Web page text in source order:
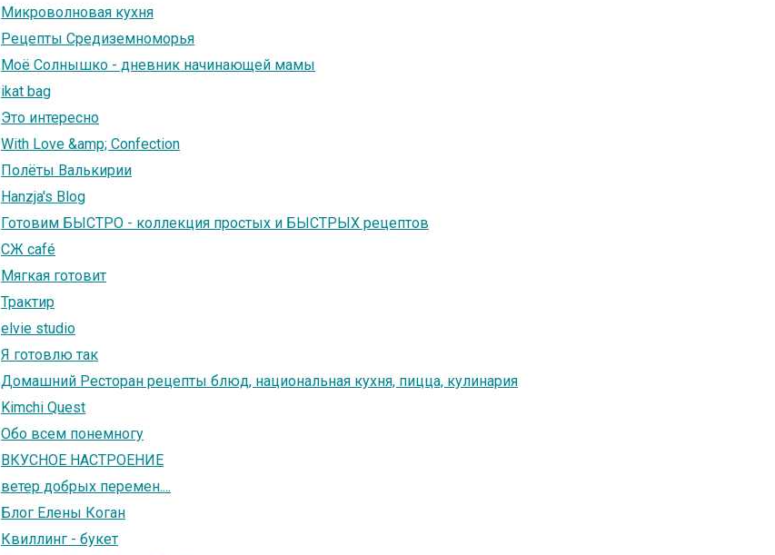
Микроволновая кухня
Рецепты Средиземноморья
Моё Солнышко - дневник начинающей мамы
ikat bag
Это интересно
With Love &amp; Confection
Полёты Валькирии
Hanzja's Blog
Готовим БЫСТРО - коллекция простых и БЫСТРЫХ рецептов
СЖ café
Мягкая готовит
Трактир
elvie studio
Я готовлю так
Домашний Ресторан рецепты блюд, национальная кухня, пицца, кулинария
Kimchi Quest
Обо всем понемногу
ВКУСНОЕ НАСТРОЕНИЕ
ветер добрых перемен....
Блог Елены Коган
Квиллинг - букет